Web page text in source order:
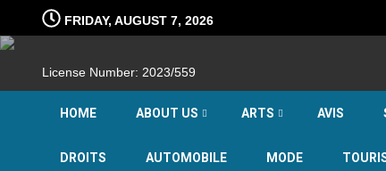
content
FRIDAY, AUGUST 7, 2026
License Number: 2023/559
HOME ABOUT US ARTS AVIS
DROITS AUTOMOBILE MODE